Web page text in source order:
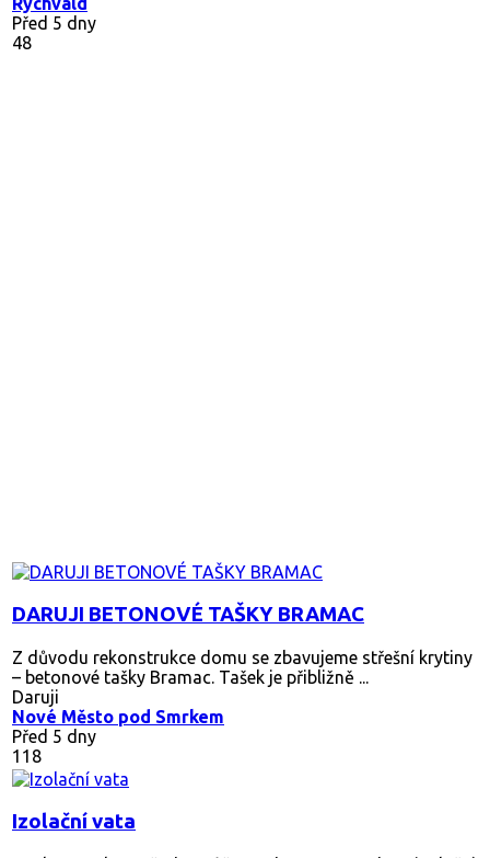
Před 5 dny
48
DARUJI BETONOVÉ TAŠKY BRAMAC
Z důvodu rekonstrukce domu se zbavujeme střešní krytiny
– betonové tašky Bramac. Tašek je přibližně ...
Daruji
Nové Město pod Smrkem
Před 5 dny
118
Izolační vata